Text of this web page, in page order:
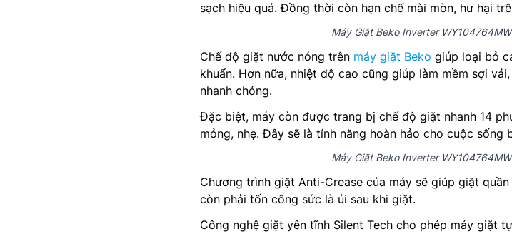
sạch hiệu quả. Đồng thời còn hạn chế mài mòn, hư hại
Máy Giặt Beko Inverter
Chế độ giặt nước nóng trên máy giặt Beko giúp loại bỏ
khuẩn. Hơn nữa, nhiệt độ cao cũng giúp làm mềm sợi
nhanh chóng.
Đặc biệt, máy còn được trang bị chế độ giặt nhanh 14
mỏng, nhẹ. Đây sẽ là tính năng hoàn hảo cho cuộc sống
Máy Giặt Beko Inverter
Chương trình giặt Anti-Crease của máy sẽ giúp giặt
còn phải tốn công sức là ủi sau khi giặt.
Công nghệ giặt yên tĩnh Silent Tech cho phép máy giặt